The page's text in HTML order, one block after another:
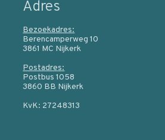
Adres
Bezoekadres:
Berencamperweg 10
3861 MC Nijkerk
Postadres:
Postbus 1058
3860 BB Nijkerk
KvK: 27248313